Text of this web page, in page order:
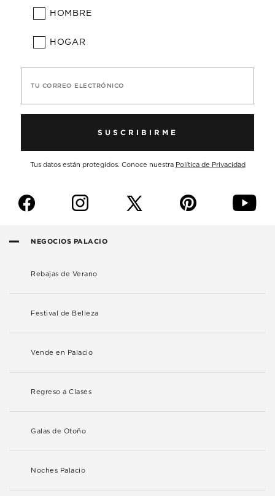
HOMBRE
HOGAR
TU CORREO ELECTRÓNICO
SUSCRIBIRME
Tus datos están protegidos. Conoce nuestra Política de Privacidad
f i p y
NEGOCIOS PALACIO
Rebajas de Verano
Festival de Belleza
Vende en Palacio
Regreso a Clases
Galas de Otoño
Noches Palacio